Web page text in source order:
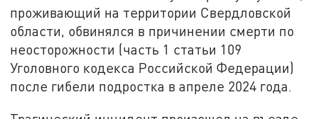
проживающий на территории Свердловской
области, обвинялся в причинении смерти по
неосторожности (часть 1 статьи 109
Уголовного кодекса Российской Федерации)
после гибели подростка в апреле 2024 года.